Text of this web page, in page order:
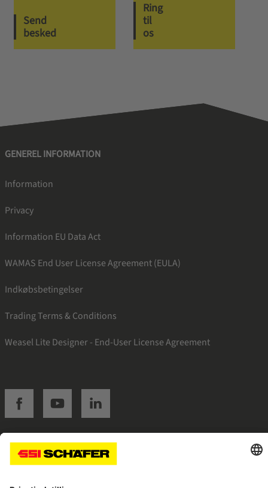
Send
besked
Ring
til
os
GENEREL INFORMATION
Information
Privacy
Information EU Data Act
WAMAS End User License Agreement (EULA)
Indkøbsbetingelser
Trading Terms & Conditions
Weasel Lite Designer - End-User License Agreement
SSI facebookSSI youtubeSSI linkedin